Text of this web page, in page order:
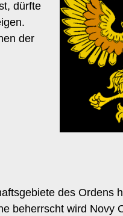
dürfte
der
des Ordens
beherrscht wird Novy